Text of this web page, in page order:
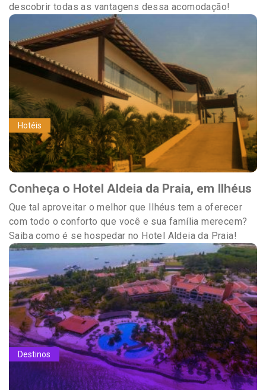
descobrir todas as vantagens dessa acomodação!
Hotéis
Conheça o Hotel Aldeia da Praia, em Ilhéus
Que tal aproveitar o melhor que Ilhéus tem a oferecer
com todo o conforto que você e sua família merecem?
Saiba como é se hospedar no Hotel Aldeia da Praia!
Destinos